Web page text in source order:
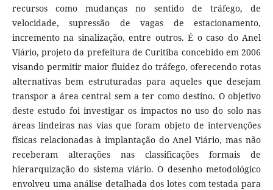
recursos como mudanças no sentido de tráfego, de
velocidade, supressão de vagas de estacionamento,
incremento na sinalização, entre outros. É o caso do Anel
Viário, projeto da prefeitura de Curitiba concebido em 2006
visando permitir maior fluidez do tráfego, oferecendo rotas
alternativas bem estruturadas para aqueles que desejam
transpor a área central sem a ter como destino. O objetivo
deste estudo foi investigar os impactos no uso do solo nas
áreas lindeiras nas vias que foram objeto de intervenções
físicas relacionadas à implantação do Anel Viário, mas não
receberam alterações nas classificações formais de
hierarquização do sistema viário. O desenho metodológico
envolveu uma análise detalhada dos lotes com testada para